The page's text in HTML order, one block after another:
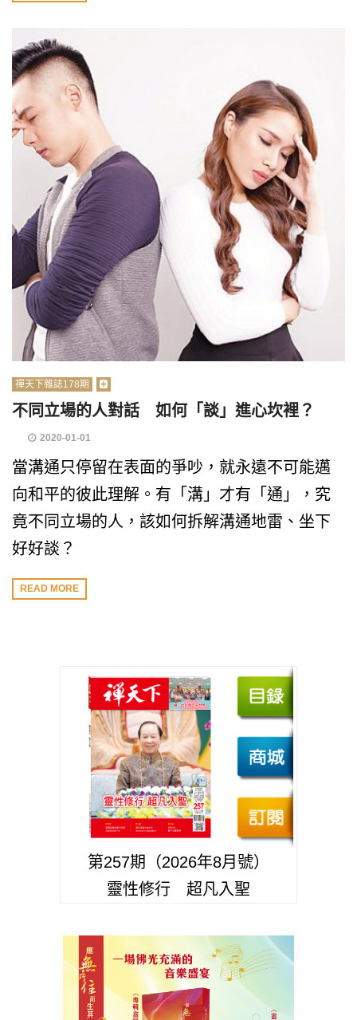
禪天下雜誌178期
不同立場的人對話 如何「談」進心坎裡？
2020-01-01
當溝通只停留在表面的爭吵，就永遠不可能邁
向和平的彼此理解。有「溝」才有「通」，究
竟不同立場的人，該如何拆解溝通地雷、坐下
好好談？
READ MORE
第257期（2026年8月號）
靈性修行 超凡入聖